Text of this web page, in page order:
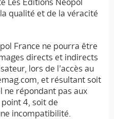
Les Editions Néopol
qualité et de la véracité
France ne pourra être
directs et indirects
lors de l’accès au
et résultant soit
ne répondant pas aux
4, soit de
incompatibilité.